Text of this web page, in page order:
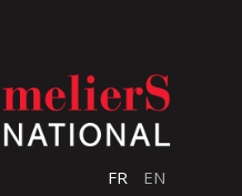
FR EN